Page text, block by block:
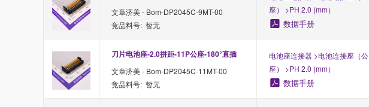
文章济美 - Bom-DP2045C-9MT-00
竞品料号: 暂无
座） >PH 2.0 (mm）
数据手册
刀片电池座-2.0拼距-11P公座-180°直插
文章济美 - Bom-DP2045C-11MT-00
竞品料号: 暂无
电池座连接器 >电池连接座（公
座） >PH 2.0 (mm）
数据手册